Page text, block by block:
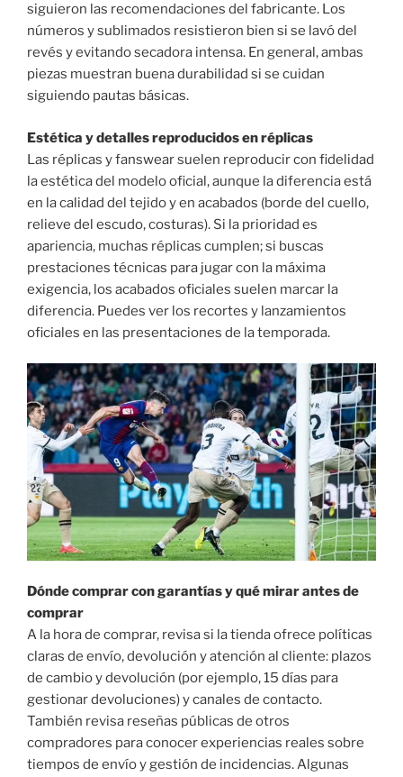
siguieron las recomendaciones del fabricante. Los
números y sublimados resistieron bien si se lavó del
revés y evitando secadora intensa. En general, ambas
piezas muestran buena durabilidad si se cuidan
siguiendo pautas básicas.
Estética y detalles reproducidos en réplicas
Las réplicas y fanswear suelen reproducir con fidelidad
la estética del modelo oficial, aunque la diferencia está
en la calidad del tejido y en acabados (borde del cuello,
relieve del escudo, costuras). Si la prioridad es
apariencia, muchas réplicas cumplen; si buscas
prestaciones técnicas para jugar con la máxima
exigencia, los acabados oficiales suelen marcar la
diferencia. Puedes ver los recortes y lanzamientos
oficiales en las presentaciones de la temporada.
Dónde comprar con garantías y qué mirar antes de
comprar
A la hora de comprar, revisa si la tienda ofrece políticas
claras de envío, devolución y atención al cliente: plazos
de cambio y devolución (por ejemplo, 15 días para
gestionar devoluciones) y canales de contacto.
También revisa reseñas públicas de otros
compradores para conocer experiencias reales sobre
tiempos de envío y gestión de incidencias. Algunas